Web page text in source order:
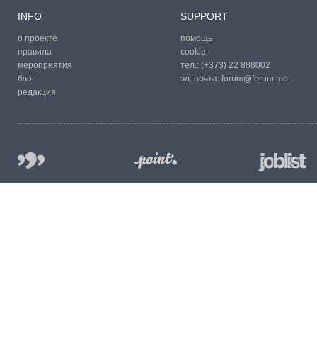
INFO
о проекте
правила
мероприятия
блог
редакция
SUPPORT
помощь
cookie
тел.: (+373) 22 888002
эл. почта: forum@forum.md